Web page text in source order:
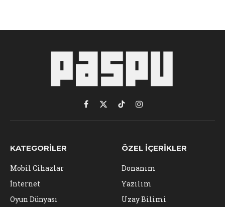
Facebook
X
(Twitter)
TikTokInstagram
KATEGORILER
Mobil Cihazlar
İnternet
Oyun Dünyası
ÖZEL İÇERIKLER
Donanım
Yazılım
Uzay Bilimi